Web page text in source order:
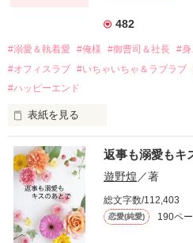
それから約十二年後。
過去の傷から、二度と会いたくな
運命のような再会を果たす。
酔った勢いで一夜を共にしてしま
さらに、美桜が初めてだと知った
『責任をとる、結婚しよう』と真
戸惑う美桜とは裏腹に、好きとい
甘やかしてくる。
そんなある日、哲平は美桜がスト
遭っていることを知る。
美桜を守るため、哲平は同居を提
482
#溺愛＆執着愛 #俺様 #御曹司＆社長 #身
#オフィスラブ #いちゃいちゃ＆ラブラブ
#ハッピーエンド
表紙を見る
おかしな噂を流されて前の職場
桜は、海外で傷心旅行をしていた
い、酒の勢いもあり一夜限りの関
帰国後、美桜は新しい職場でワ
なんと彼の正体は、とある財閥御
れて起業した新進気鋭の実業家、
――御影恭司その人だったのだ――
返事も溺愛もキ
遊野煌／著
総文字数/112,403
恋愛(純愛) 190ペ